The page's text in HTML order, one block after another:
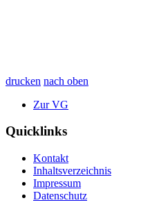
drucken nach oben
Zur VG
Quicklinks
Kontakt
Inhaltsverzeichnis
Impressum
Datenschutz